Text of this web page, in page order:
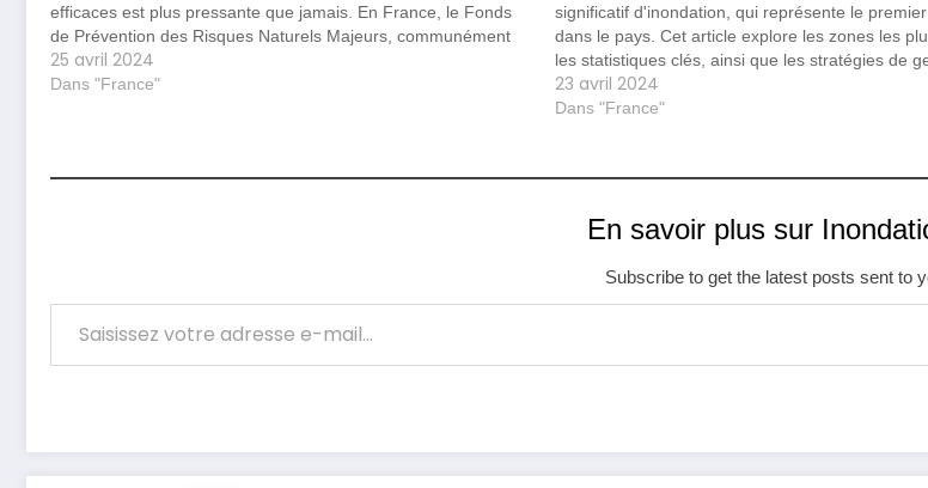
efficaces est plus pressante que jamais. En France, le Fonds
de Prévention des Risques Naturels Majeurs, communément
appelé Fonds Barnier, est un dispositif clé…
25 avril 2024
Dans "France"
significatif d'inondation, qui représente le
dans le pays. Cet article explore les zones les
les statistiques clés, ainsi que les stratégies de
d'adaptation mises en…
23 avril 2024
Dans "France"
En savoir plus sur
Subscribe to get the latest posts sent to
Saisissez votre adresse e-mail…